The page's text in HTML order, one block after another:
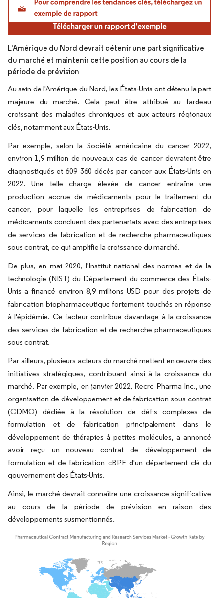
L'Amérique du Nord devrait détenir une part significative
du marché et maintenir cette position au cours de la
période de prévision
Au sein de l'Amérique du Nord, les États-Unis ont détenu la part
majeure du marché. Cela peut être attribué au fardeau
croissant des maladies chroniques et aux acteurs régionaux
clés, notamment aux États-Unis.
Par exemple, selon la Société américaine du cancer 2022,
environ 1,9 million de nouveaux cas de cancer devraient être
diagnostiqués et 609 360 décès par cancer aux États-Unis en
2022. Une telle charge élevée de cancer entraîne une
production accrue de médicaments pour le traitement du
cancer, pour laquelle les entreprises de fabrication de
médicaments concluent des partenariats avec des entreprises
de services de fabrication et de recherche pharmaceutiques
sous contrat, ce qui amplifie la croissance du marché.
De plus, en mai 2020, l'Institut national des normes et de la
technologie (NIST) du Département du commerce des États-
Unis a financé environ 8,9 millions USD pour des projets de
fabrication biopharmaceutique fortement touchés en réponse
à l'épidémie. Ce facteur contribue davantage à la croissance
des services de fabrication et de recherche pharmaceutiques
sous contrat.
Par ailleurs, plusieurs acteurs du marché mettent en œuvre des
initiatives stratégiques, contribuant ainsi à la croissance du
marché. Par exemple, en janvier 2022, Recro Pharma Inc., une
organisation de développement et de fabrication sous contrat
(CDMO) dédiée à la résolution de défis complexes de
formulation et de fabrication principalement dans le
développement de thérapies à petites molécules, a annoncé
avoir reçu un nouveau contrat de développement de
formulation et de fabrication cBPF d'un département clé du
gouvernement des États-Unis.
Ainsi, le marché devrait connaître une croissance significative
au cours de la période de prévision en raison des
développements susmentionnés.